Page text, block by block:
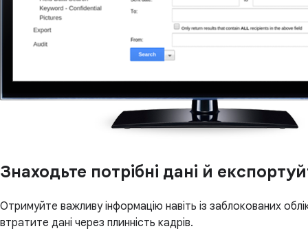
Знаходьте потрібні дані й
Отримуйте важливу інформацію навіть із заблокованих
втратите дані через плинність кадрів.